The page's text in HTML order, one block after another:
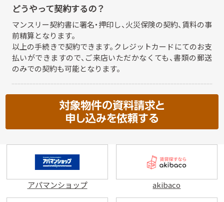
どうやって契約するの？
マンスリー契約書に署名・押印し、火災保険の契約、賃料の事
前精算となります。
以上の手続きで契約できます。クレジットカードにてのお支
払いができますので、 ご来店いただかなくても、書類の郵送
のみでの契約も可能となります。
アパマンショップ akibaco